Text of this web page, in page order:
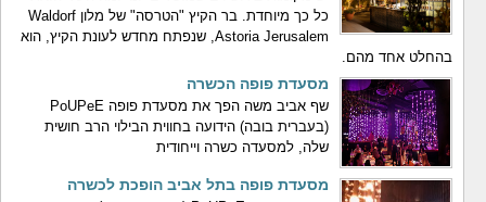
כל כך מיוחדת. בר הקיץ "הטרסה" של מלון Waldorf
Astoria Jerusalem, שנפתח מחדש לעונת הקיץ, הוא
בהחלט אחד מהם.
מסעדת פופה הכשרה
שף אביב משה הפך את מסעדת פופה PoUPeE
(בעברית בובה) הידועה בחווית הבילוי הרב חושית
שלה, למסעדה כשרה וייחודית
מסעדת פופה בתל אביב הופכת לכשרה